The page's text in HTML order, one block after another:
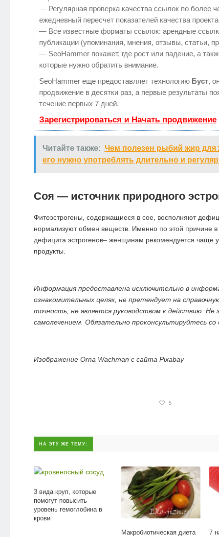
— Регулярная проверка качества ссылок по более
ежедневный пересчет показателей качества
— Все известные форматы ссылок: арендные
публикации (упоминания, мнения, отзывы, статьи,
— SeoHammer покажет, где рост или падение, а
которые нужно обратить внимание.
SeoHammer еще предоставляет технологию Буст,
продвижение в десятки раз, а первые результаты
течение первых 7 дней.
Зарегистрироваться и Начать продвижение
Читайте также: Чем полезен рыбий жир
его нужно употреблять длительно и
Соя — источник природного
Фитоэстрогены, содержащиеся в сое, восполняют
нормализуют обмен веществ. Именно по этой причине
дефицита эстрогенов– женщинам рекомендуется чаще
продукты.
Информация предоставлена исключительно в
ознакомительных целях, не претендует на
точность, не является руководством к действию. Не
самолечением. Обязательно проконсультируйтесь
Изображение Orna Wachman с сайта Pixabay
5
НА ЭТУ ЖЕ ТЕМУ:
3 вида круп, которые
помогут повысить
уровень гемоглобина в
крови
Макробиотическая диета
7